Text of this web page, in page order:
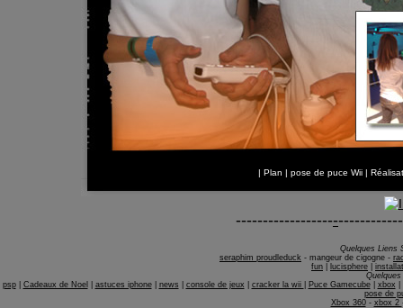
| Plan | pose de puce Wii |
-------------------
Quelques Liens
seraphim proudleduck - mangeur de cigogne -
fun
lucisphere
psp| Cadeaux de Noel astuces iphone| news console de jeux cracker la wii Puce Gamecube| xbox
pose de
Xbox 360- xbox 2